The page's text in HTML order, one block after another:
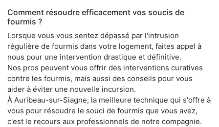
Comment résoudre efficacement vos soucis de
fourmis ?
Lorsque vous vous sentez dépassé par l'intrusion
régulière de fourmis dans votre logement, faites appel à
nous pour une intervention drastique et définitive.
Nos pros peuvent vous offrir des interventions curatives
contre les fourmis, mais aussi des conseils pour vous
aider à éviter une nouvelle incursion.
À Auribeau-sur-Siagne, la meilleure technique qui s'offre à
vous pour résoudre le souci de fourmis que vous avez,
c'est le recours aux professionnels de notre compagnie.